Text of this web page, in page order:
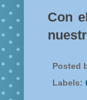
Con
Posted
Labels: